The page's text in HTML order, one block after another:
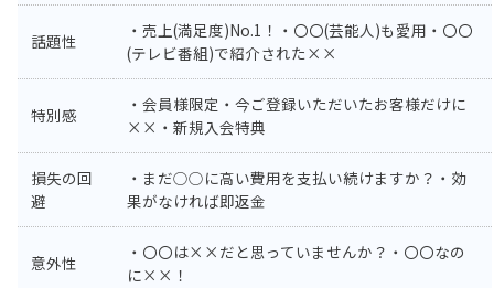
話題性
・売上(満足度)No.1！・〇〇(芸能人)も愛用・〇〇
(テレビ番組)で紹介された××
特別感
・会員様限定・今ご登録いただいたお客様だけに
××・新規入会特典
損失の回
避
・まだ○○に高い費用を支払い続けますか？・効
果がなければ即返金
意外性
・〇〇は××だと思っていませんか？・〇〇なの
に××！